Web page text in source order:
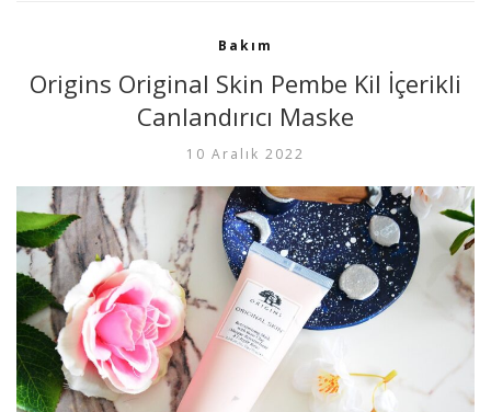
Bakım
Origins Original Skin Pembe Kil İçerikli
Canlandırıcı Maske
10 Aralık 2022